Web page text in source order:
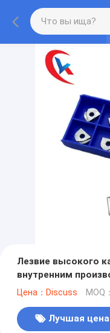
Лезвие высокого
внутренним
шарика твердости
Цена：Discuss MOQ
Лучшая цена